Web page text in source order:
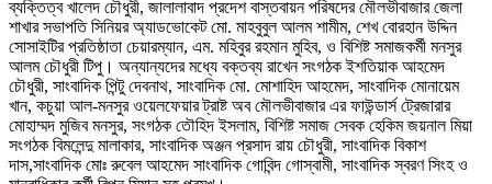
ব্যক্তিত্ব খালেদ চৌধুরী, জালালাবাদ প্রদেশ বাস্তবায়ন পরিষদের মৌলভীবাজার জেলা
শাখার সভাপতি সিনিয়র অ্যাডভোকেট মো. মাহবুবুল আলম শামীম, শেখ বোরহান উদ্দিন
সোসাইটির প্রতিষ্ঠাতা চেয়ারম্যান, এম. মহিবুর রহমান মুহিব, ও বিশিষ্ট সমাজকর্মী মনসুর
আলম চৌধুরী টিপু। অন্যান্যদের মধ্যে বক্তব্য রাখেন সংগঠক ইশতিয়াক আহমেদ
চৌধুরী, সাংবাদিক পিন্টু দেবনাথ, সাংবাদিক মো. মোশাহিদ আহমেদ, সাংবাদিক মোনায়েম
খান, কচুয়া আল-মনসুর ওয়েলফেয়ার ট্রাষ্ট অব মৌলভীবাজার এর ফাউন্ডার্স ট্রেজারার
মোহাম্মদ মুজিব মনসুর, সংগঠক তৌহিদ ইসলাম, বিশিষ্ট সমাজ সেবক হেকিম জয়নাল মিয়া
সংগঠক বিমলেন্দু মালাকার, সাংবাদিক অঞ্জন প্রসাদ রায় চৌধুরী, সাংবাদিক বিকাশ
দাস,সাংবাদিক মোঃ রুবেল আহমেদ সাংবাদিক গোবিন্দ গোস্বামী, সাংবাদিক স্বরণ সিংহ ও